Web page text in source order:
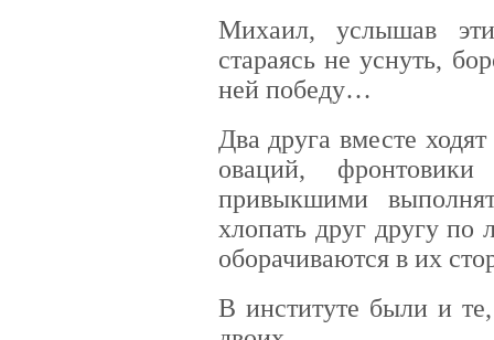
Михаил, услышав
стараясь не уснуть,
ней победу…
Два друга вместе
оваций,
привыкшими
хлопать друг другу по
оборачиваются в их
В институте были и